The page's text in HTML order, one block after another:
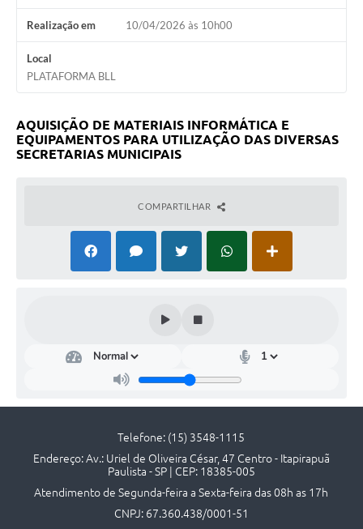
Jornal
Agenda
SIC
Notícias
Realização em 10/04/2026 às 10h00
Local
PLATAFORMA BLL
AQUISIÇÃO DE MATERIAIS INFORMÁTICA E
EQUIPAMENTOS PARA UTILIZAÇÃO DAS DIVERSAS
SECRETARIAS MUNICIPAIS
COMPARTILHAR
Telefone: (15) 3548-1115
Endereço: Av.: Uriel de Oliveira César, 47 Centro - Itapirapuã
Paulista - SP | CEP: 18385-005
Atendimento de Segunda-feira a Sexta-feira das 08h as 17h
CNPJ: 67.360.438/0001-51